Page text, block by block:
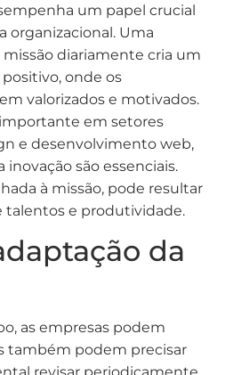
um papel crucial
organizacional. Uma
diariamente cria um
onde os
valorizados e motivados.
em setores
e desenvolvimento web,
inovação são essenciais.
à missão, pode resultar
talentos e produtividade.
da
as empresas podem
também podem precisar